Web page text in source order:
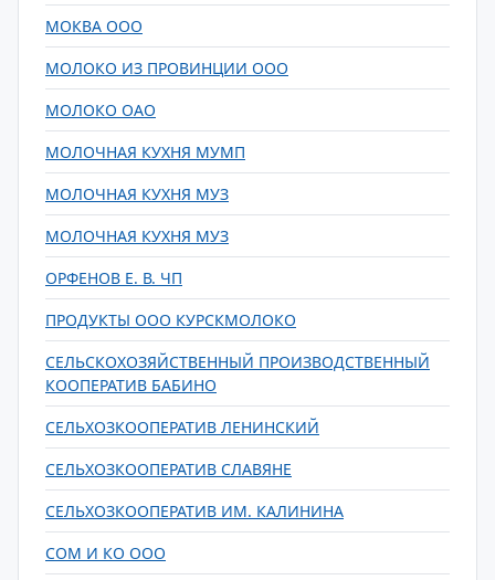
МОКВА ООО
МОЛОКО ИЗ ПРОВИНЦИИ ООО
МОЛОКО ОАО
МОЛОЧНАЯ КУХНЯ МУМП
МОЛОЧНАЯ КУХНЯ МУЗ
МОЛОЧНАЯ КУХНЯ МУЗ
ОРФЕНОВ Е. В. ЧП
ПРОДУКТЫ ООО КУРСКМОЛОКО
СЕЛЬСКОХОЗЯЙСТВЕННЫЙ ПРОИЗВОДСТВЕННЫЙ
КООПЕРАТИВ БАБИНО
СЕЛЬХОЗКООПЕРАТИВ ЛЕНИНСКИЙ
СЕЛЬХОЗКООПЕРАТИВ СЛАВЯНЕ
СЕЛЬХОЗКООПЕРАТИВ ИМ. КАЛИНИНА
СОМ И КО ООО